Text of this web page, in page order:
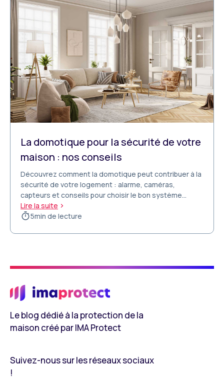
La domotique pour la sécurité de votre
maison : nos conseils
Découvrez comment la domotique peut contribuer à la
sécurité de votre logement : alarme, caméras,
capteurs et conseils pour choisir le bon système
connecté
Lire la suite
5min de lecture
Le blog dédié à la protection de la
maison créé par IMA Protect
Suivez-nous sur les réseaux sociaux
!